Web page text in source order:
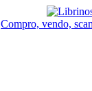
Compro, vendo,